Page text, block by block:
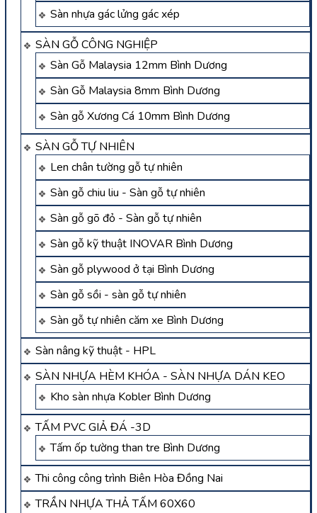
Sàn nhựa gác lửng gác xép
SÀN GỖ CÔNG NGHIỆP
Sàn Gỗ Malaysia 12mm Bình Dương
Sàn Gỗ Malaysia 8mm Bình Dương
Sàn gỗ Xương Cá 10mm Bình Dương
SÀN GỖ TỰ NHIÊN
Len chân tường gỗ tự nhiên
Sàn gỗ chiu liu - Sàn gỗ tự nhiên
Sàn gỗ gõ đỏ - Sàn gỗ tự nhiên
Sàn gỗ kỹ thuật INOVAR Bình Dương
Sàn gỗ plywood ở tại Bình Dương
Sàn gỗ sồi - sàn gỗ tự nhiên
Sàn gỗ tự nhiên căm xe Bình Dương
Sàn nâng kỹ thuật - HPL
SÀN NHỰA HÈM KHÓA - SÀN NHỰA DÁN KEO
Kho sàn nhựa Kobler Bình Dương
TẤM PVC GIẢ ĐÁ -3D
Tấm ốp tường than tre Bình Dương
Thi công công trình Biên Hòa Đồng Nai
TRẦN NHỰA THẢ TẤM 60X60